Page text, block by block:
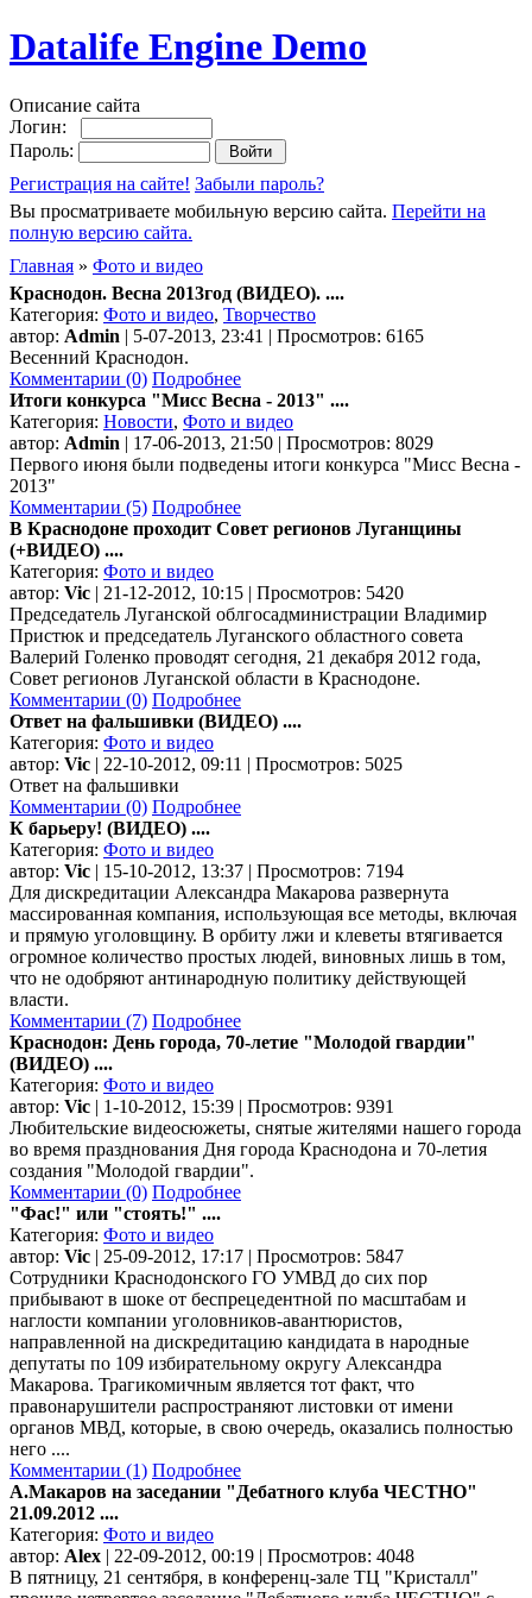
Datalife Engine Demo
Описание сайта
Логин:
Пароль:
Регистрация на сайте! Забыли пароль?
Вы просматриваете мобильную версию сайта. Перейти на
полную версию сайта.
Главная » Фото и видео
Краснодон. Весна 2013год (ВИДЕО). ....
Категория: Фото и видео, Творчество
автор: Admin | 5-07-2013, 23:41 | Просмотров: 6165
Весенний Краснодон.
Комментарии (0) Подробнее
Итоги конкурса "Мисс Весна - 2013" ....
Категория: Новости, Фото и видео
автор: Admin | 17-06-2013, 21:50 | Просмотров: 8029
Первого июня были подведены итоги конкурса "Мисс Весна -
2013"
Комментарии (5) Подробнее
В Краснодоне проходит Совет регионов Луганщины
(+ВИДЕО) ....
Категория: Фото и видео
автор: Vic | 21-12-2012, 10:15 | Просмотров: 5420
Председатель Луганской облгосадминистрации Владимир
Пристюк и председатель Луганского областного совета
Валерий Голенко проводят сегодня, 21 декабря 2012 года,
Совет регионов Луганской области в Краснодоне.
Комментарии (0) Подробнее
Ответ на фальшивки (ВИДЕО) ....
Категория: Фото и видео
автор: Vic | 22-10-2012, 09:11 | Просмотров: 5025
Ответ на фальшивки
Комментарии (0) Подробнее
К барьеру! (ВИДЕО) ....
Категория: Фото и видео
автор: Vic | 15-10-2012, 13:37 | Просмотров: 7194
Для дискредитации Александра Макарова развернута
массированная компания, использующая все методы, включая
и прямую уголовщину. В орбиту лжи и клеветы втягивается
огромное количество простых людей, виновных лишь в том,
что не одобряют антинародную политику действующей
власти.
Комментарии (7) Подробнее
Краснодон: День города, 70-летие "Молодой гвардии"
(ВИДЕО) ....
Категория: Фото и видео
автор: Vic | 1-10-2012, 15:39 | Просмотров: 9391
Любительские видеосюжеты, снятые жителями нашего города
во время празднования Дня города Краснодона и 70-летия
создания "Молодой гвардии".
Комментарии (0) Подробнее
"Фас!" или "стоять!" ....
Категория: Фото и видео
автор: Vic | 25-09-2012, 17:17 | Просмотров: 5847
Сотрудники Краснодонского ГО УМВД до сих пор
прибывают в шоке от беспрецедентной по масштабам и
наглости компании уголовников-авантюристов,
направленной на дискредитацию кандидата в народные
депутаты по 109 избирательному округу Александра
Макарова. Трагикомичным является тот факт, что
правонарушители распространяют листовки от имени
органов МВД, которые, в свою очередь, оказались полностью
него ....
Комментарии (1) Подробнее
А.Макаров на заседании "Дебатного клуба ЧЕСТНО"
21.09.2012 ....
Категория: Фото и видео
автор: Alex | 22-09-2012, 00:19 | Просмотров: 4048
В пятницу, 21 сентября, в конференц-зале ТЦ "Кристалл"